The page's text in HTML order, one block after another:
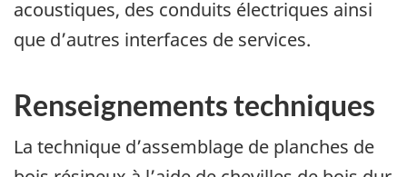
acoustiques, des conduits électriques ainsi
que d’autres interfaces de services.
Renseignements techniques
La technique d’assemblage de planches de